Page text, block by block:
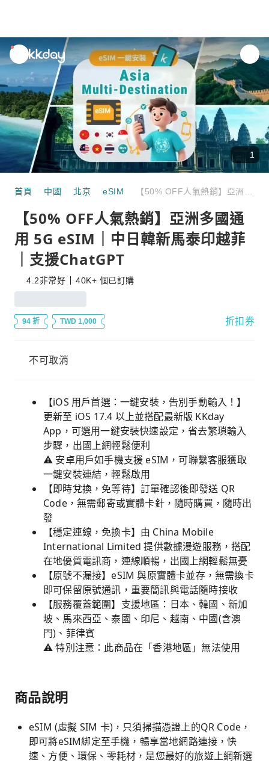
unread
notifications
1
首頁 中國 北京 eSIM
【50% OFF人氣熱銷】亞洲多國通
用 5G eSIM｜中日韓新馬泰印越菲
｜支援ChatGPT
4.2非常好 40K+ 個已訂購
94 折 TWD 1,000 折扣券
不可取消
【iOS 用戶首選：一鍵安裝，告別手動輸入！】
更新至 iOS 17.4 以上並搭配最新版 KKday
App，可選用一鍵安裝快速設定，省去繁瑣輸入
步驟，出國上網輕鬆便利
⚠️ 安卓用戶如手機支援 eSIM，可聯繫客服獲取
一鍵安裝連結，輕鬆啟用
【即時兌換，免等待】訂單確認後即發送 QR
Code，無需郵寄或實體卡針，隨時購買，隨時出
發
【穩定連線，免換卡】由 China Mobile
International Limited 提供數據漫遊服務，搭配
在地優質電訊商，連線順暢，出國上網輕鬆無憂
【原號不漏接】eSIM 與原實體卡並存，無需換卡
即可保留原號通訊，重要簡訊與電話隨時接收
【服務覆蓋範圍】支援地區：日本、韓國、新加
坡、馬來西亞、泰國、印尼、越南、中國(含澳
門)、菲律賓
⚠️ 特別注意：此商品在「香港地區」無法使用
商品說明
eSIM (虛擬 SIM 卡)，只須掃描憑證上的QR Code，
即可將eSIM綁定至手機，暢享當地網路連接，快
速、方便、環保、零耗材，是您最好的旅遊上網新選